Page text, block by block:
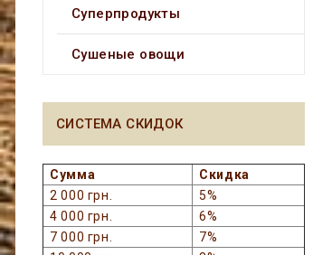
Суперпродукты
Сушеные овощи
СИСТЕМА СКИДОК
Сумма
Скидка
2 000 грн.
5%
4 000 грн.
6%
7 000 грн.
7%